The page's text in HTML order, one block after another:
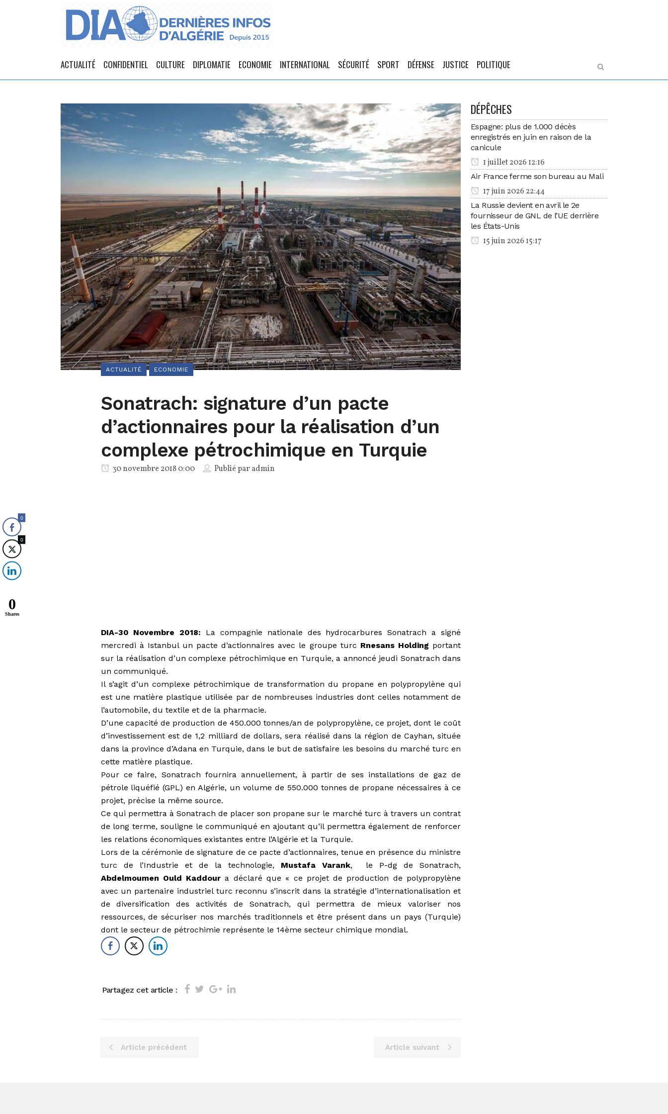
ACTUALITÉ CONFIDENTIEL CULTURE DIPLOMATIE ECONOMIE INTERNATIONAL SÉCURITÉ SPORT DÉFENSE JUSTICE POLITIQUE
ACTUALITÉ ECONOMIE
Sonatrach: signature d’un pacte
d’actionnaires pour la réalisation d’un
complexe pétrochimique en Turquie
30 novembre 2018 0:00 Publié paradmin
DIA-30 Novembre 2018: La compagnie nationale des hydrocarbures Sonatrach a signé
mercredi à Istanbul un pacte d’actionnaires avec le groupe turc Rnesans Holding portant
sur la réalisation d’un complexe pétrochimique en Turquie, a annoncé jeudi Sonatrach dans
un communiqué.
Il s’agit d’un complexe pétrochimique de transformation du propane en polypropylène qui
est une matière plastique utilisée par de nombreuses industries dont celles notamment de
l’automobile, du textile et de la pharmacie.
D’une capacité de production de 450.000 tonnes/an de polypropylène, ce projet, dont le coût
d’investissement est de 1,2 milliard de dollars, sera réalisé dans la région de Cayhan, située
dans la province d’Adana en Turquie, dans le but de satisfaire les besoins du marché turc en
cette matière plastique.
Pour ce faire, Sonatrach fournira annuellement, à partir de ses installations de gaz de
pétrole liquéfié (GPL) en Algérie, un volume de 550.000 tonnes de propane nécessaires à ce
projet, précise la même source.
Ce qui permettra à Sonatrach de placer son propane sur le marché turc à travers un contrat
de long terme, souligne le communiqué en ajoutant qu’il permettra également de renforcer
les relations économiques existantes entre l’Algérie et la Turquie.
Lors de la cérémonie de signature de ce pacte d’actionnaires, tenue en présence du ministre
turc de l’Industrie et de la technologie, Mustafa Varank, le P-dg de Sonatrach,
Abdelmoumen Ould Kaddour a déclaré que « ce projet de production de polypropylène
avec un partenaire industriel turc reconnu s’inscrit dans la stratégie d’internationalisation et
de diversification des activités de Sonatrach, qui permettra de mieux valoriser nos
ressources, de sécuriser nos marchés traditionnels et être présent dans un pays (Turquie)
dont le secteur de pétrochimie représente le 14ème secteur chimique mondial.
Partagez cet article :
Article précédent Article suivant
DÉPÊCHES
Espagne: plus de 1.000 décès
enregistrés en juin en raison de la
canicule
1 juillet 2026 12:16
Air France ferme son bureau au Mali
17 juin 2026 22:44
La Russie devient en avril le 2e
fournisseur de GNL de l’UE derrière
les États-Unis
15 juin 2026 15:17
0
0
0
Shares